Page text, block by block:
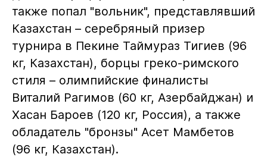
также попал "вольник", представлявший
Казахстан – серебряный призер
турнира в Пекине Таймураз Тигиев (96
кг, Казахстан), борцы греко-римского
стиля – олимпийские финалисты
Виталий Рагимов (60 кг, Азербайджан) и
Хасан Бароев (120 кг, Россия), а также
обладатель "бронзы" Асет Мамбетов
(96 кг, Казахстан).